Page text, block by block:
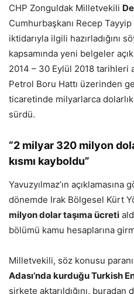
CHP Zonguldak Milletvekili
Cumhurbaşkanı Recep
iktidarıyla ilgili hazırladığını
kapsamında yeni belgeler
2014 – 30 Eylül 2018 tarihleri
Petrol Boru Hattı üzerinden
ticaretinde milyarlarca dolarlık
sürdü.
“2 milyar 320 milyon
kısmı kayboldu”
Yavuzyılmaz’ın
dönemde Irak Bölgesel Kürt
milyon dolar taşıma ücreti
bölümü kamu hesaplarına
Milletvekili, söz konusu
Adası’nda kurduğu Turkish
şirkete aktarıldığını, buradan